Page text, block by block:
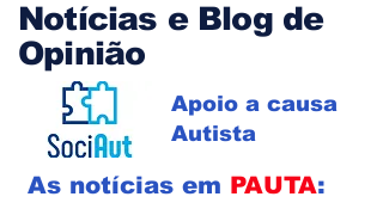
Notícias e Blog de
Opinião
Apoio a causa
Autista
As notícias em PAUTA: